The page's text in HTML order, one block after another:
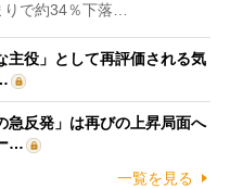
りで約34％下落…
主役」として再評価される気
急反発」は再びの上昇局面へ
…
一覧を見る